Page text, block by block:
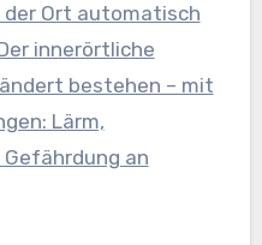
Ort automatisch
innerörtliche
bestehen – mit
Lärm,
an